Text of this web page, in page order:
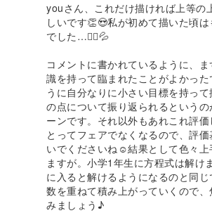
youさん、これだけ描ければ上等の
しいです👏😍私が初めて描いた頃
でした…🤷‍♀️💦
コメントに書かれているように、
識を持って臨まれたことがよかった
うに自分なりに小さい目標を持っ
の点について振り返られるというの
ーンです。それ以外もあれこれ評
とってフェアでなくなるので、評
いでくださいね☺️結果として色々上
ますが。小学1年生に方程式は解け
に入ると解けるようになるのと同
数を重ねて積み上がっていくので
みましょう♪